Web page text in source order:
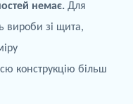
немає. Для
вироби зі щита,
конструкцію більш